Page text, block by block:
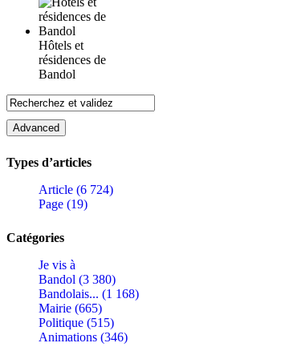
Hôtels et
résidences de
Bandol
Types d’articles
Article (6 724)
Page (19)
Catégories
Je vis à
Bandol (3 380)
Bandolais... (1 168)
Mairie (665)
Politique (515)
Animations (346)